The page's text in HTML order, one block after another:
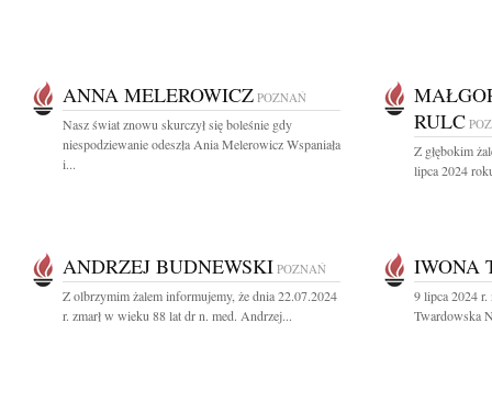
ANNA MELEROWICZ POZNAŃ
Nasz świat znowu skurczył się boleśnie gdy
niespodziewanie odeszła Ania Melerowicz Wspaniała
i...
RULC
Z głębokim
lipca 2024
ANDRZEJ BUDNEWSKI POZNAŃ
Z olbrzymim żalem informujemy, że dnia 22.07.2024
r. zmarł w wieku 88 lat dr n. med. Andrzej...
IWONA
9 lipca 2024 r.
Twardowska